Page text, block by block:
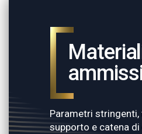
Parametri
supporto e catena